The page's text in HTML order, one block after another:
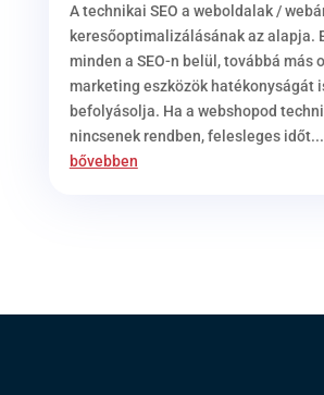
A technikai SEO a weboldalak /
keresőoptimalizálásának az alapja.
minden a SEO-n belül, továbbá más
marketing eszközök hatékonyságát
befolyásolja. Ha a webshopod
nincsenek rendben, felesleges időt...
bővebben